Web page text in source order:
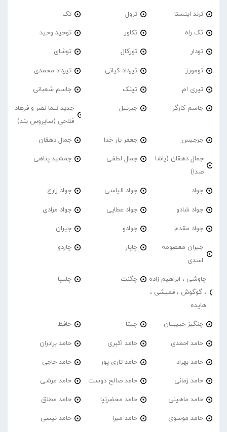
ترند اینستا ترول تک
تَک راه تکاور توحید وحید
تودار تورکال توشای
تومورز تیرداد کیانی تیرداد محمدی
تیری ام تینک جاسم شعبانی
جاسم کارگر جبرئیل
جدید نیما نصر و فرهاد
فلاحی (سایروس بند)
جرجیس جعفر یار خدا جمال دهقان
جمال دهقان (پاشا
صدا)
جمال لطفی جمشید پناهی
جواد جواد الیاسی جواد زارع
جواد شادو جواد عطایی جواد مرادی
جواد مقدم جوادو جیران
جیران معصومه
اسدی
چاپار چاردو
چاوشی ، ابراهیم زاده
، گوگوش ، قمیشی ،
هایده
چگنت چلیپا
چنگیز حبیبیان چیتا حافظ
حامد احمدی حامد اکبری حامد برادران
حامد بهراد حامد تاری پور حامد حاجی
حامد زمانی حامد صالح دوست حامد عرشی
حامد ماهینی حامد محضرنیا حامد مطلق
حامد موسوی حامد میرا حامد نیسی